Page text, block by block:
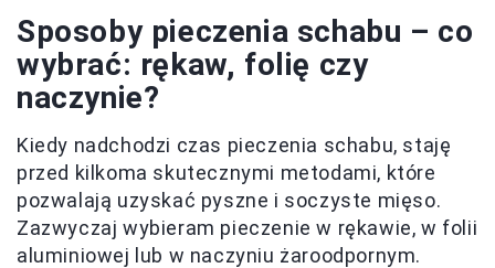
Sposoby pieczenia schabu – co
wybrać: rękaw, folię czy
naczynie?
Kiedy nadchodzi czas pieczenia schabu, staję
przed kilkoma skutecznymi metodami, które
pozwalają uzyskać pyszne i soczyste mięso.
Zazwyczaj wybieram pieczenie w rękawie, w folii
aluminiowej lub w naczyniu żaroodpornym.